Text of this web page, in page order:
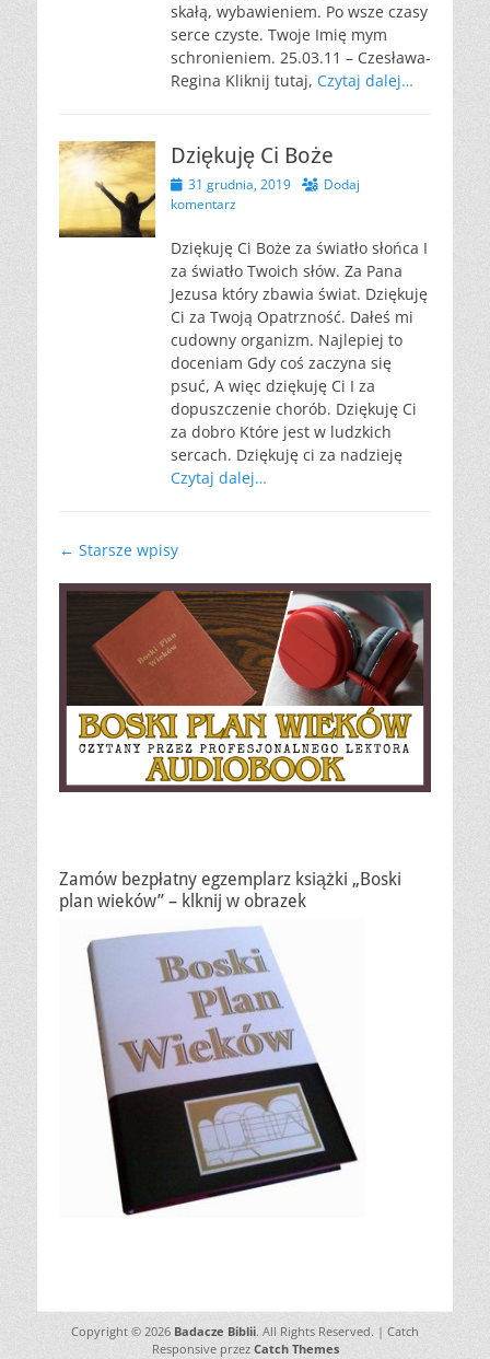
skałą, wybawieniem. Po wsze czasy
serce czyste. Twoje Imię mym
schronieniem. 25.03.11 – Czesława-
Regina Kliknij tutaj, Czytaj dalej…
Dziękuję Ci Boże
Opublikowano
31 grudnia, 2019
Dodaj
komentarz
Dziękuję Ci Boże za światło słońca I
za światło Twoich słów. Za Pana
Jezusa który zbawia świat. Dziękuję
Ci za Twoją Opatrzność. Dałeś mi
cudowny organizm. Najlepiej to
doceniam Gdy coś zaczyna się
psuć, A więc dziękuję Ci I za
dopuszczenie chorób. Dziękuję Ci
za dobro Które jest w ludzkich
sercach. Dziękuję ci za nadzieję
Czytaj dalej…
Nawigacja
← Starsze wpisy
Zamów bezpłatny egzemplarz książki „Boski
plan wieków” – klknij w obrazek
Copyright © 2026 Badacze Biblii. All Rights Reserved. | Catch
Responsive przez Catch Themes